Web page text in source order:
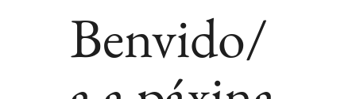
Benvido/